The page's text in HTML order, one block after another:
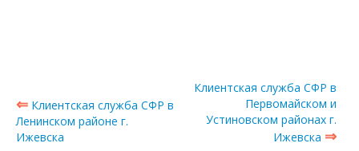
⇐ Клиентская служба СФР в
Ленинском районе г.
Ижевска
Клиентская служба СФР в
Первомайском и
Устиновском районах г.
Ижевска ⇒